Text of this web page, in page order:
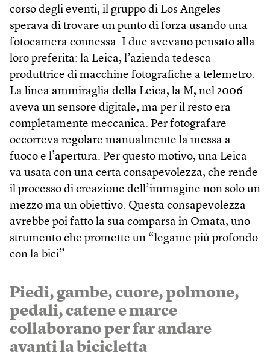
corso degli eventi, il gruppo di Los Angeles
sperava di trovare un punto di forza usando una
fotocamera connessa. I due avevano pensato alla
loro preferita: la Leica, l’azienda tedesca
produttrice di macchine fotografiche a telemetro.
La linea ammiraglia della Leica, la M, nel 2006
aveva un sensore digitale, ma per il resto era
completamente meccanica. Per fotografare
occorreva regolare manualmente la messa a
fuoco e l’apertura. Per questo motivo, una Leica
va usata con una certa consapevolezza, che rende
il processo di creazione dell’immagine non solo un
mezzo ma un obiettivo. Questa consapevolezza
avrebbe poi fatto la sua comparsa in Omata, uno
strumento che promette un “legame più profondo
con la bici”.
Piedi, gambe, cuore, polmone,
pedali, catene e marce
collaborano per far andare
avanti la bicicletta